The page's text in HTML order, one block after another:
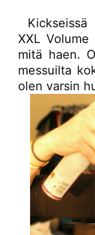
Kickseissä
XXL
mitä haen.
messuilta
olen varsin